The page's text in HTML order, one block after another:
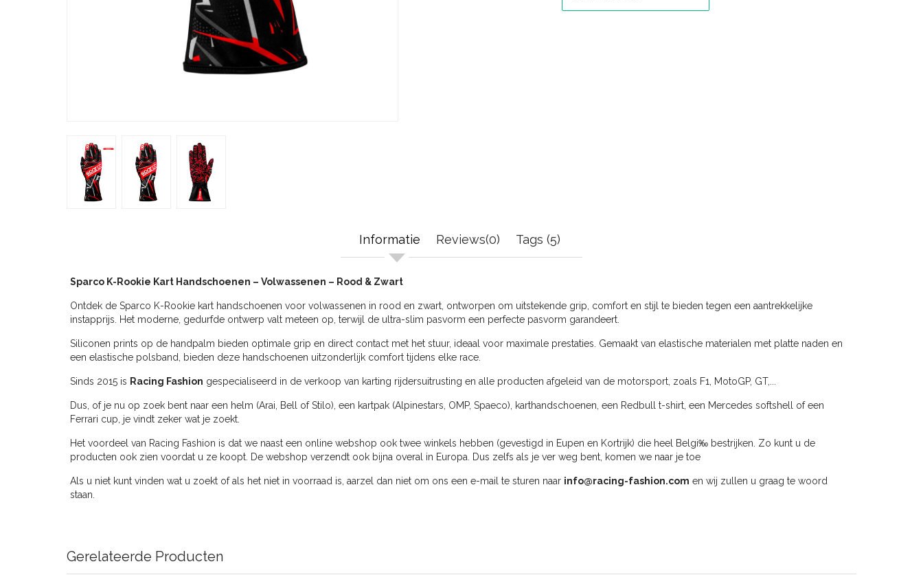
Informatie Reviews(0) Tags (5)
Sparco K-Rookie Kart Handschoenen – Volwassenen – Rood & Zwart
Ontdek de Sparco K-Rookie kart handschoenen voor volwassenen in rood en zwart, ontworpen om uitstekende grip, comfort en stijl te bieden tegen een aantrekkelijke
instapprijs. Het moderne, gedurfde ontwerp valt meteen op, terwijl de ultra-slim pasvorm een perfecte pasvorm garandeert.
Siliconen prints op de handpalm bieden optimale grip en direct contact met het stuur, ideaal voor maximale prestaties. Gemaakt van elastische materialen met platte naden en
een elastische polsband, bieden deze handschoenen uitzonderlijk comfort tijdens elke race.
Sinds 2015 is Racing Fashion gespecialiseerd in de verkoop van karting rijdersuitrusting en alle producten afgeleid van de motorsport, zoals F1, MotoGP, GT,...
Dus, of je nu op zoek bent naar een helm (Arai, Bell of Stilo), een kartpak (Alpinestars, OMP, Spaeco), karthandschoenen, een Redbull t-shirt, een Mercedes softshell of een
Ferrari cup, je vindt zeker wat je zoekt.
Het voordeel van Racing Fashion is dat we naast een online webshop ook twee winkels hebben (gevestigd in Eupen en Kortrijk) die heel Belgi‰ bestrijken. Zo kunt u de
producten ook zien voordat u ze koopt. De webshop verzendt ook bijna overal in Europa. Dus zelfs als je ver weg bent, komen we naar je toe
Als u niet kunt vinden wat u zoekt of als het niet in voorraad is, aarzel dan niet om ons een e-mail te sturen naar info@racing-fashion.com en wij zullen u graag te woord
staan.
Gerelateerde Producten